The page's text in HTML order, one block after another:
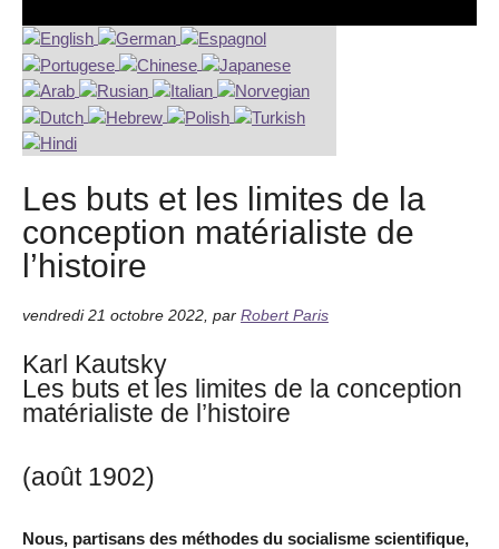
Les buts et les limites de la
conception matérialiste de
l’histoire
vendredi 21 octobre 2022 par Robert Paris
Karl Kautsky
Les buts et les limites de la conception
matérialiste de l’histoire
(août 1902)
Nous, partisans des méthodes du socialisme scientifique,